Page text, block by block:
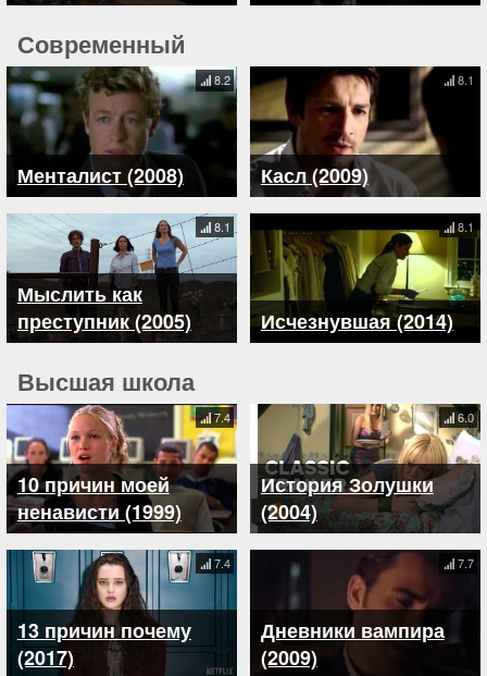
Современный
Менталист (2008)
8.2
Касл (2009)
8.1
Мыслить как
преступник (2005)
8.1
Исчезнувшая (2014)
8.1
Высшая школа
10 причин моей
ненависти (1999)
7.4
История Золушки
(2004)
6.0
13 причин почему
(2017)
7.4
Дневники вампира
(2009)
7.7